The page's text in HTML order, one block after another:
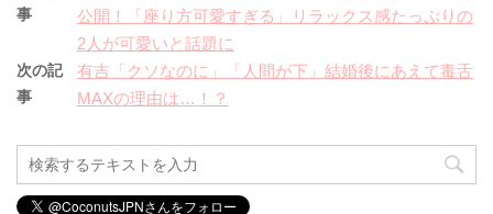
事
公開！「座り方可愛すぎる」リラックス感たっぷりの
2人が可愛いと話題に
次の記
事
有吉「クソなのに」「人間が下」結婚後にあえて毒舌
MAXの理由は…！？